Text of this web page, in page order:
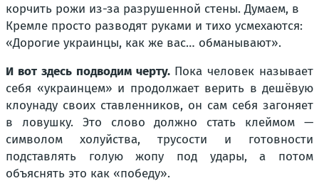
корчить рожи из-за разрушенной стены. Думаем, в
Кремле просто разводят руками и тихо усмехаются:
«Дорогие украинцы, как же вас… обманывают».
И вот здесь подводим черту. Пока человек называет
себя «украинцем» и продолжает верить в дешёвую
клоунаду своих ставленников, он сам себя загоняет
в ловушку. Это слово должно стать клеймом —
символом холуйства, трусости и готовности
подставлять голую жопу под удары, а потом
объяснять это как «победу».